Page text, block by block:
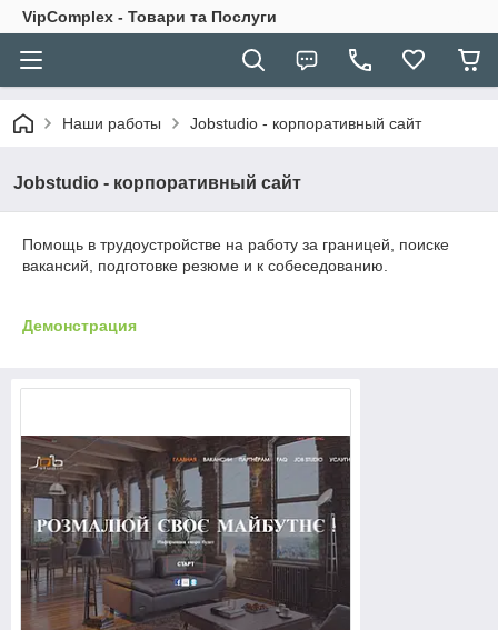
VipComplex - Товари та Послуги
Наши работы Jobstudio - корпоративный сайт
Jobstudio - корпоративный сайт
Помощь в трудоустройстве на работу за границей, поиске
вакансий, подготовке резюме и к собеседованию.
Демонстрация